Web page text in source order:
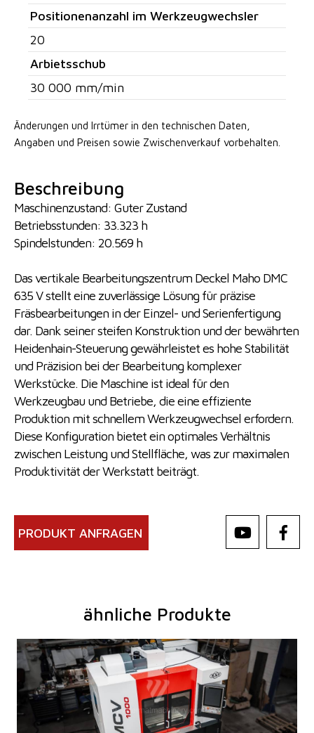
Positionenanzahl im Werkzeugwechsler
20
Arbietsschub
30 000 mm/min
Änderungen und Irrtümer in den technischen Daten,
Angaben und Preisen sowie Zwischenverkauf vorbehalten.
Beschreibung
Maschinenzustand: Guter Zustand
Betriebsstunden: 33.323 h
Spindelstunden: 20.569 h
Das vertikale Bearbeitungszentrum Deckel Maho DMC
635 V stellt eine zuverlässige Lösung für präzise
Fräsbearbeitungen in der Einzel- und Serienfertigung
dar. Dank seiner steifen Konstruktion und der bewährten
Heidenhain-Steuerung gewährleistet es hohe Stabilität
und Präzision bei der Bearbeitung komplexer
Werkstücke. Die Maschine ist ideal für den
Werkzeugbau und Betriebe, die eine effiziente
Produktion mit schnellem Werkzeugwechsel erfordern.
Diese Konfiguration bietet ein optimales Verhältnis
zwischen Leistung und Stellfläche, was zur maximalen
Produktivität der Werkstatt beiträgt.
PRODUKT ANFRAGEN
ähnliche Produkte
Baujahr:
2025
Kontrollsystem
Steuerung Heidenhain
TNC 620
Aufspanntischfläche
1300 x 600 mm
X Weg
1000 mm
600 mm
Z Weg
660 mm